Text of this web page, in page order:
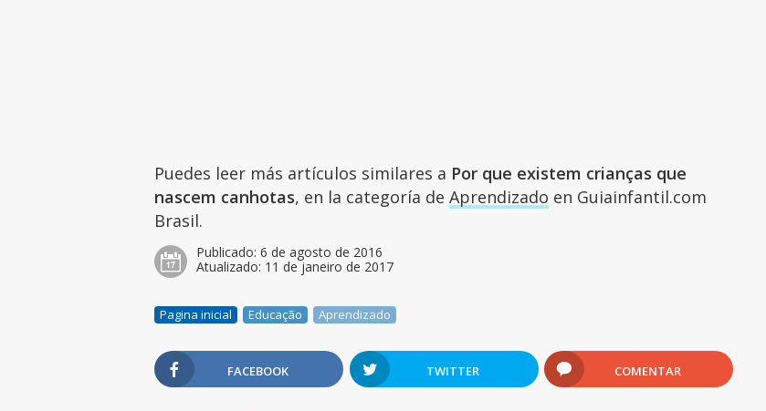
Puedes leer más artículos similares a Por que existem crianças que
nascem canhotas, en la categoría deAprendizado en Guiainfantil.com
Brasil.
Publicado:6 de agosto de 2016
Atualizado: 11 de janeiro de 2017
Pagina inicial Educação Aprendizado
FACEBOOK TWITTER COMENTAR